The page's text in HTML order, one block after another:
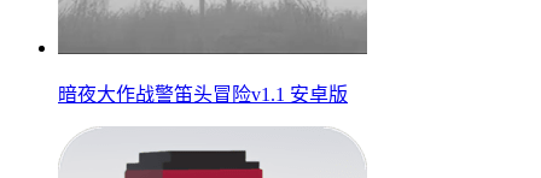
暗夜大作战警笛头冒险v1.1 安卓版